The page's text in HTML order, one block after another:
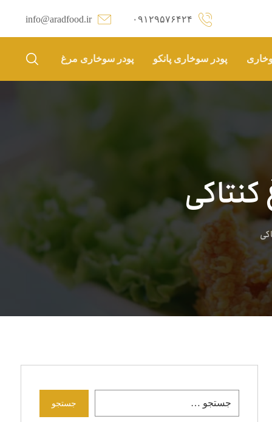
info@aradfood.ir ۰۹۱۲۹۵۷۶۴۲۴
پودر سوخاری پانکو پودر سوخاری مرغ
جستجو